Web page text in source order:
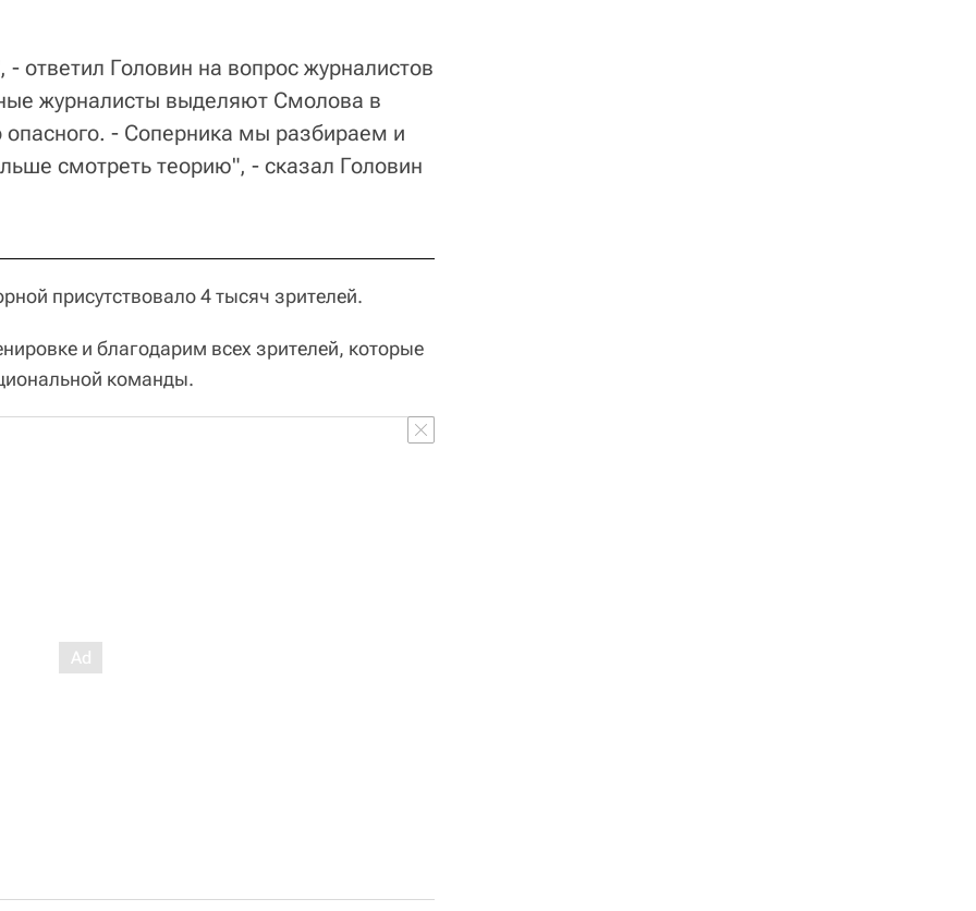
Головин на вопрос журналистов
журналисты выделяют Смолова в
опасного. - Соперника мы разбираем и
смотреть теорию", - сказал Головин
присутствовало 4 тысяч зрителей.
и благодарим всех зрителей, которые
команды.